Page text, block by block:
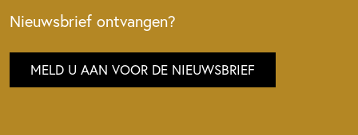
Nieuwsbrief ontvangen?
MELD U AAN VOOR DE NIEUWSBRIEF